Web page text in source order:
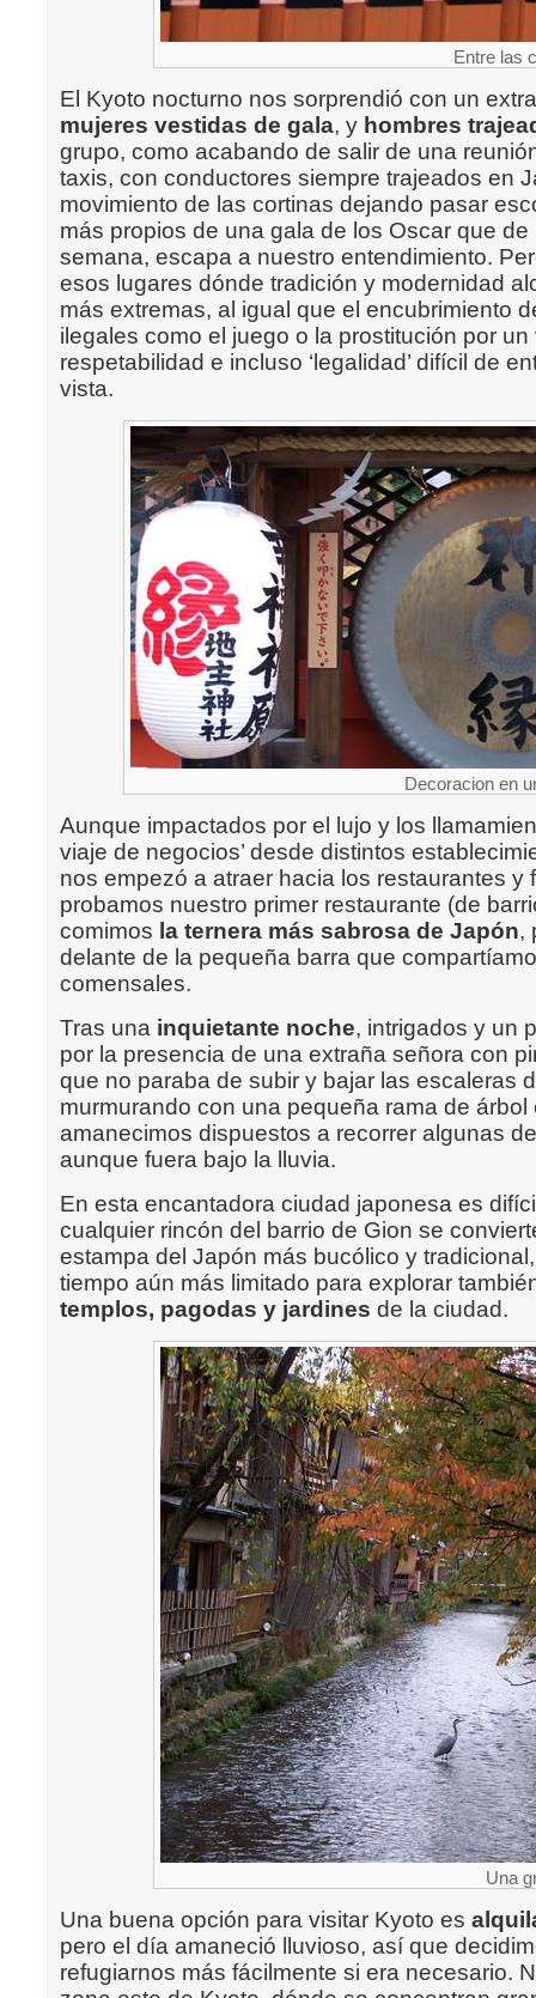
Entre las
El Kyoto nocturno nos sorprendió con un
mujeres vestidas de gala, y hombres
grupo, como acabando de salir de una
taxis, con conductores siempre trajeados en
movimiento de las cortinas dejando pasar
más propios de una gala de los Oscar que
semana, escapa a nuestro entendimiento.
esos lugares dónde tradición y modernidad
más extremas, al igual que el encubrimiento
ilegales como el juego o la prostitución por un
respetabilidad e incluso ‘legalidad’ difícil de
vista.
Decoracion en
Aunque impactados por el lujo y los
viaje de negocios’ desde distintos
nos empezó a atraer hacia los restaurantes y
probamos nuestro primer restaurante (de
comimos la ternera más sabrosa de Japón,
delante de la pequeña barra que
comensales.
Tras una inquietante noche, intrigados y un
por la presencia de una extraña señora con
que no paraba de subir y bajar las escaleras
murmurando con una pequeña rama de árbol
amanecimos dispuestos a recorrer algunas
aunque fuera bajo la lluvia.
En esta encantadora ciudad japonesa es
cualquier rincón del barrio de Gion se
estampa del Japón más bucólico y
tiempo aún más limitado para explorar
templos, pagodas y jardines de la ciudad.
Una
Una buena opción para visitar Kyoto es
pero el día amaneció lluvioso, así que
refugiarnos más fácilmente si era necesario.